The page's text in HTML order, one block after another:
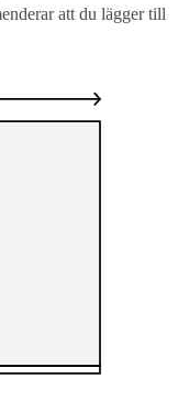
att du lägger till